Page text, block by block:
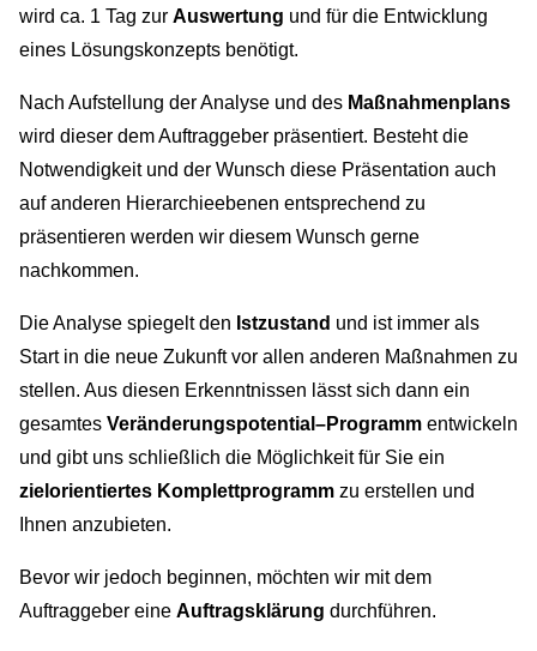
wird ca. 1 Tag zur Auswertung und für die Entwicklung
eines Lösungskonzepts benötigt.
Nach Aufstellung der Analyse und des Maßnahmenplans
wird dieser dem Auftraggeber präsentiert. Besteht die
Notwendigkeit und der Wunsch diese Präsentation auch
auf anderen Hierarchieebenen entsprechend zu
präsentieren werden wir diesem Wunsch gerne
nachkommen.
Die Analyse spiegelt den Istzustand und ist immer als
Start in die neue Zukunft vor allen anderen Maßnahmen zu
stellen. Aus diesen Erkenntnissen lässt sich dann ein
gesamtes Veränderungspotential–Programm entwickeln
und gibt uns schließlich die Möglichkeit für Sie ein
zielorientiertes Komplettprogramm zu erstellen und
Ihnen anzubieten.
Bevor wir jedoch beginnen, möchten wir mit dem
Auftraggeber eine Auftragsklärung durchführen.